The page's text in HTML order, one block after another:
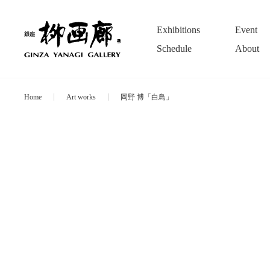
Exhibitions
Event
Schedule
About
Home Art works 岡野 博「白鳥」